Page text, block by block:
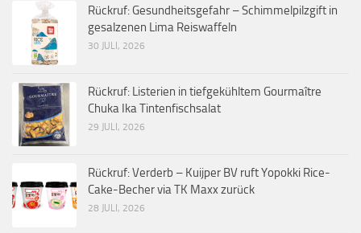
Rückruf: Gesundheitsgefahr – Schimmelpilzgift in
gesalzenen Lima Reiswaffeln
30 JULI, 2026
Rückruf: Listerien in tiefgekühltem Gourmaître
Chuka Ika Tintenfischsalat
29 JULI, 2026
Rückruf: Verderb – Kuijper BV ruft Yopokki Rice-
Cake-Becher via TK Maxx zurück
28 JULI, 2026